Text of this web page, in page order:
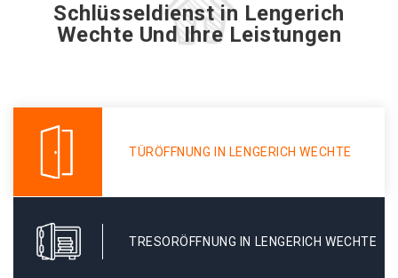
Schlüsseldienst in Lengerich
Wechte Und Ihre Leistungen
TÜRÖFFNUNG IN LENGERICH WECHTE
TRESORÖFFNUNG IN LENGERICH WECHTE